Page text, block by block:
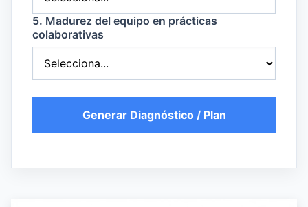
5. Madurez del equipo en prácticas
colaborativas
Generar Diagnóstico / Plan